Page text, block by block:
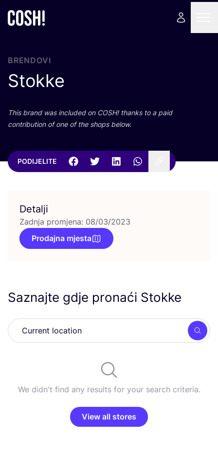
BRENDOVI
Stokke
This brand was inclu­ded on COSH! than­ks to a paid
con­tri­bu­ti­on of one of the shops below.
PODIJELITE
Detalji
Zadnja promjena: 08/03/2023
Prodajna mjesta
Saznajte gdje pronaći Stokke
We didn't find any results for your search criteria.
View all stores